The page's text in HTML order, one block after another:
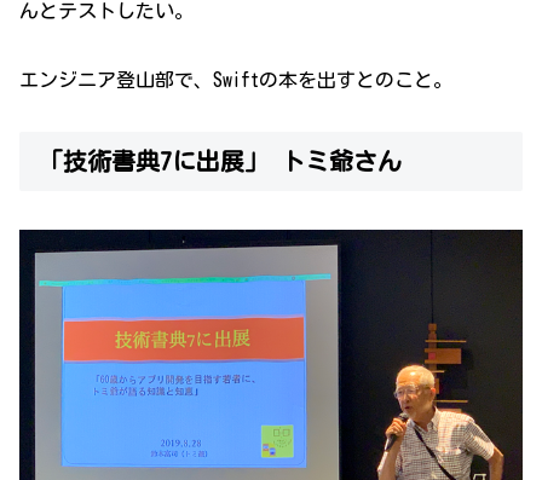
んとテストしたい。
エンジニア登山部で、Swiftの本を出すとのこと。
「技術書典7に出展」 トミ爺さん